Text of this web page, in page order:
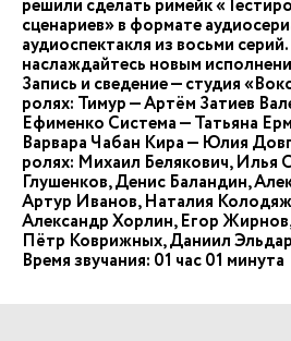
решили сделать римейк
сценариев» в формате
аудиоспектакля из восьми
наслаждайтесь новым
Запись и сведение — студия
ролях: Тимур — Артём Затиев
Ефименко Система — Татьяна
Варвара Чабан Кира — Юлия
ролях: Михаил Белякович, Илья
Глушенков, Денис Баландин,
Артур Иванов, Наталия
Александр Хорлин, Егор
Пётр Коврижных, Даниил
Время звучания: 01 час 01 минута